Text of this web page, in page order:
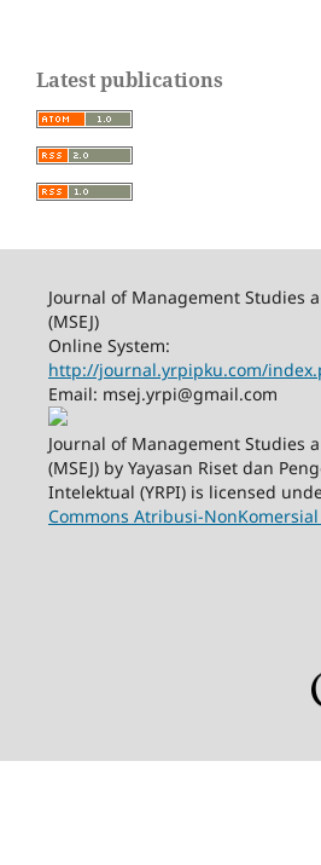
Latest publications
Journal of Management Studies
(MSEJ)
Online System:
http://journal.yrpipku.com/
Email: msej.yrpi@gmail.com
Journal of Management Studies
(MSEJ) by Yayasan Riset dan
Intelektual (YRPI) is licensed
Commons Atribusi-